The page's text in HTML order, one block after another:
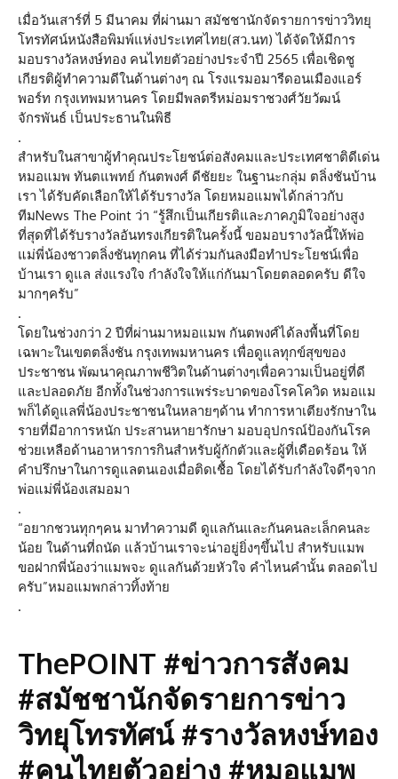
เมื่อวันเสาร์ที่ 5 มีนาคม ที่ผ่านมา สมัชชานักจัดรายการข่าววิทยุ
โทรทัศน์หนังสือพิมพ์แห่งประเทศไทย(สว.นท) ได้จัดให้มีการ
มอบรางวัลหงษ์ทอง คนไทยตัวอย่างประจำปี 2565 เพื่อเชิดชู
เกียรติผู้ทำความดีในด้านต่างๆ ณ โรงแรมอมารีดอนเมืองแอร์
พอร์ท กรุงเทพมหานคร โดยมีพลตรีหม่อมราชวงศ์วัยวัฒน์
จักรพันธ์ เป็นประธานในพิธี
.
สำหรับในสาขาผู้ทำคุณประโยชน์ต่อสังคมและประเทศชาติดีเด่น
หมอแมพ ทันตแพทย์ กันตพงศ์ ดีชัยยะ ในฐานะกลุ่ม ตลิ่งชันบ้าน
เรา ได้รับคัดเลือกให้ได้รับรางวัล โดยหมอแมพได้กล่าวกับ
ทีมNews The Point ว่า “รู้สึกเป็นเกียรติและภาคภูมิใจอย่างสูง
ที่สุดที่ได้รับรางวัลอันทรงเกียรติในครั้งนี้ ขอมอบรางวัลนี้ให้พ่อ
แม่พี่น้องชาวตลิ่งชันทุกคน ที่ได้ร่วมกันลงมือทำประโยชน์เพื่อ
บ้านเรา ดูแล ส่งแรงใจ กำลังใจให้แก่กันมาโดยตลอดครับ ดีใจ
มากๆครับ”
.
โดยในช่วงกว่า 2 ปีที่ผ่านมาหมอแมพ กันตพงศ์ได้ลงพื้นที่โดย
เฉพาะในเขตตลิ่งชัน กรุงเทพมหานคร เพื่อดูแลทุกข์สุขของ
ประชาชน พัฒนาคุณภาพชีวิตในด้านต่างๆเพื่อความเป็นอยู่ที่ดี
และปลอดภัย อีกทั้งในช่วงการแพร่ระบาดของโรคโควิด หมอแม
พก็ได้ดูแลพี่น้องประชาชนในหลายๆด้าน ทำการหาเตียงรักษาใน
รายที่มีอาการหนัก ประสานหายารักษา มอบอุปกรณ์ป้องกันโรค
ช่วยเหลือด้านอาหารการกินสำหรับผู้กักตัวและผู้ที่เดือดร้อน ให้
คำปรึกษาในการดูแลตนเองเมื่อติดเชื้อ โดยได้รับกำลังใจดีๆจาก
พ่อแม่พี่น้องเสมอมา
.
“อยากชวนทุกๆคน มาทำความดี ดูแลกันและกันคนละเล็กคนละ
น้อย ในด้านที่ถนัด แล้วบ้านเราจะน่าอยู่ยิ่งๆขึ้นไป สำหรับแมพ
ขอฝากพี่น้องว่าแมพจะ ดูแลกันด้วยหัวใจ คำไหนคำนั้น ตลอดไป
ครับ”หมอแมพกล่าวทิ้งท้าย
.
ThePOINT #ข่าวการสังคม
#สมัชชานักจัดรายการข่าว
วิทยุโทรทัศน์ #รางวัลหงษ์ทอง
#คนไทยตัวอย่าง #หมอแมพ